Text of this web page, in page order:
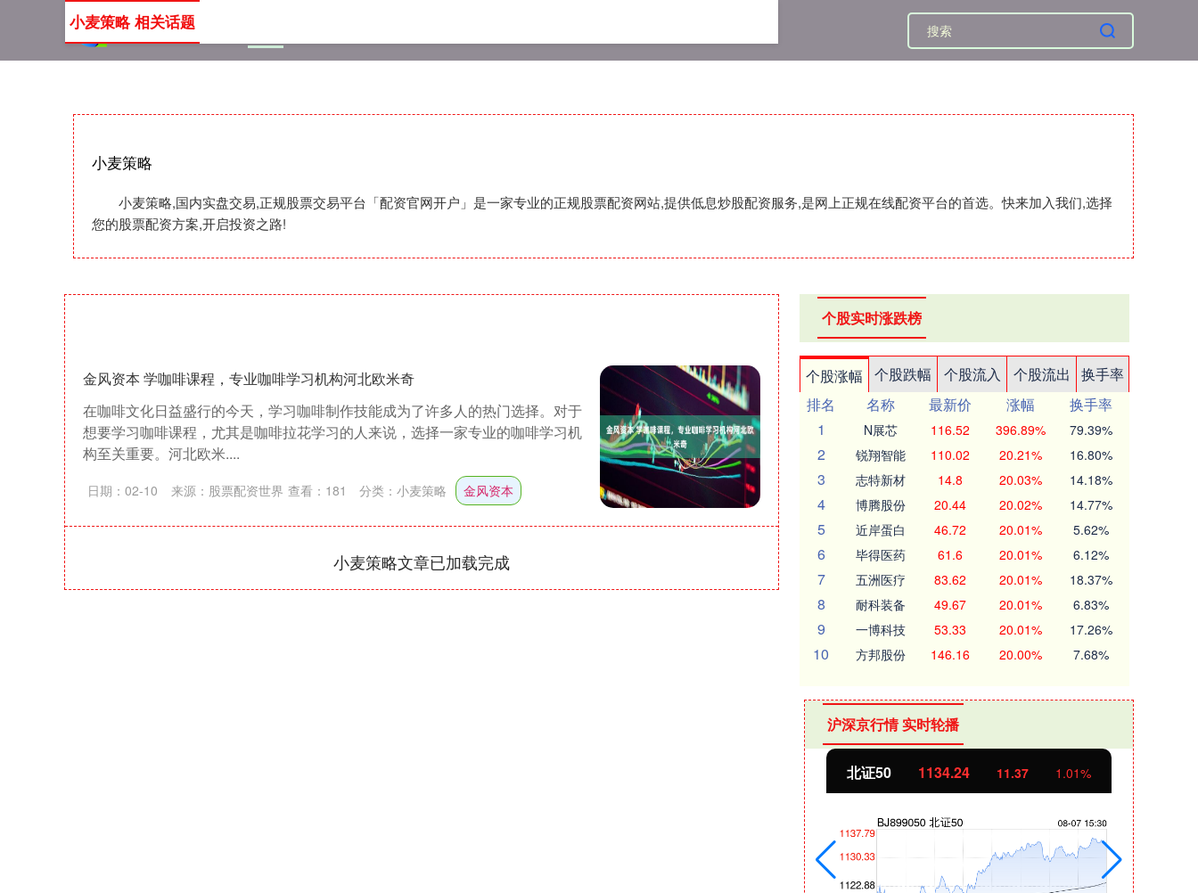
小麦策略
小麦策略,国内实盘交易,正规股票交易平台「配资官网开户」是一家专业的正规股票配资网站,提供低息炒股配资服务,是网上正规在线配资平台的首选。快来加入我们,选择
您的股票配资方案,开启投资之路!
小麦策略 相关话题
金风资本 学咖啡课程，专业咖啡学习机构河北欧米奇
在咖啡文化日益盛行的今天，学习咖啡制作技能成为了许多人的热门选择。对于
想要学习咖啡课程，尤其是咖啡拉花学习的人来说，选择一家专业的咖啡学习机
构至关重要。河北欧米....
日期：02-10 来源：股票配资世界 查看： 181 分类： 小麦策略 金风资本
小麦策略文章已加载完成
个股实时涨跌榜
个股涨幅 个股跌幅 个股流入 个股流出
换手率
排名
名称 最新价 涨幅
换手率
1
N展芯 116.52 396.89% 79.39%
2 锐翔智能 110.02 20.21% 16.80%
3 志特新材 14.8 20.03% 14.18%
4 博腾股份 20.44 20.02% 14.77%
5 近岸蛋白 46.72 20.01% 5.62%
6 毕得医药 61.6 20.01% 6.12%
7 五洲医疗 83.62 20.01% 18.37%
8 耐科装备 49.67 20.01% 6.83%
9 一博科技 53.33 20.01% 17.26%
10 方邦股份 146.16 20.00% 7.68%
沪深京行情 实时轮播
北证50 1134.24 11.37 1.01%